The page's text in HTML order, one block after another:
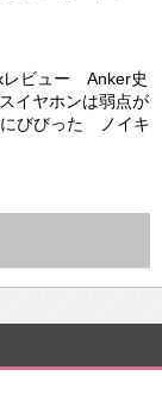
レビュー Anker史
イヤホンは弱点が
にびびった ノイキ